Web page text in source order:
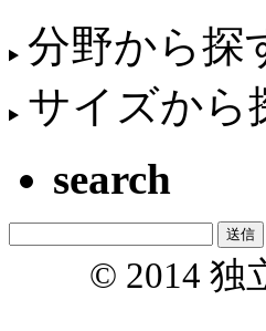
分野から探
サイズから
search
© 2014 独